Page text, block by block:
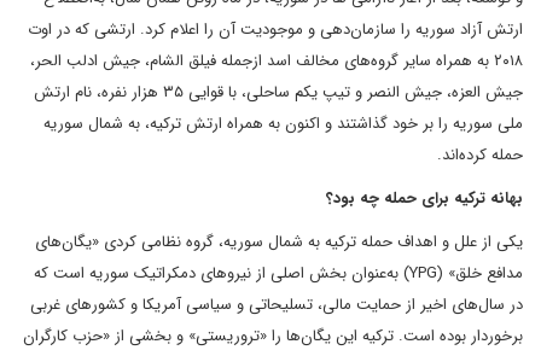
ارتش آزاد سوریه را سازمان‌دهی و موجودیت آن را اعلام کرد. ارتشی که در اوت
۲۰۱۸ به همراه سایر گروه‌های مخالف اسد ازجمله فیلق الشام، جیش ادلب الحر،
جیش العزه، جیش النصر و تیپ یکم ساحلی، با قوایی ۳۵ هزار نفره، نام ارتش
ملی سوریه را بر خود گذاشتند و اکنون به همراه ارتش ترکیه، به شمال سوریه
حمله کرده‌اند.
بهانه ترکیه برای حمله چه بود؟
یکی از علل و اهداف حمله ترکیه به شمال سوریه، گروه نظامی کردی «یگان‌های
مدافع خلق» (YPG) به‌عنوان بخش اصلی از نیرو‌های دمکراتیک سوریه است که
در سال‌های اخیر از حمایت مالی، تسلیحاتی و سیاسی آمریکا و کشورهای غربی
برخوردار بوده است. ترکیه این یگان‌ها را «تروریستی» و بخشی از «حزب کارگران